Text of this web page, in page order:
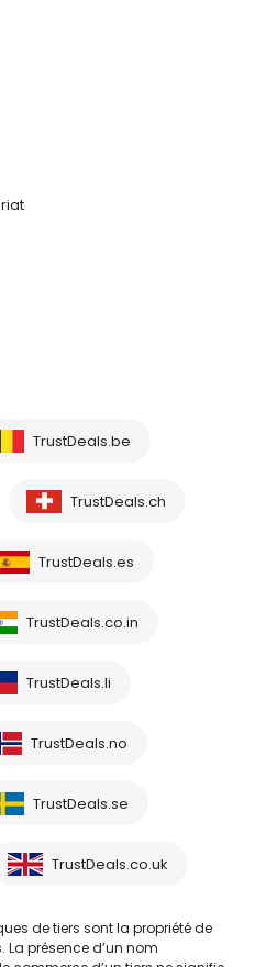
TrustDeals.be
TrustDeals.ch
TrustDeals.es
TrustDeals.co.in
TrustDeals.li
TrustDeals.no
TrustDeals.se
TrustDeals.co.uk
de tiers sont la propriété de
La présence d’un nom